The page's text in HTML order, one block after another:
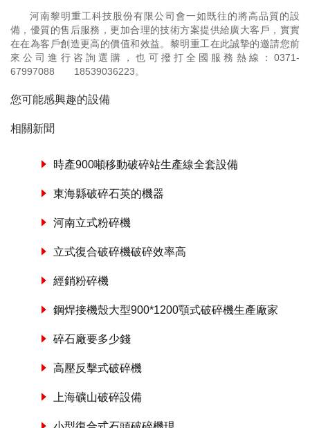
河南黎明重工科技股份有限公司會一如既往的將高品質的設
備，優質的售后服務，更加合理的技術方案提供給廣大客戶，實實
在在為客戶創造更高的價值和效益。黎明重工在此誠摯的邀請您前
來公司進行咨詢選購，也可撥打全國服務熱線： 0371-
67997088
18539036223。
您可能感興趣的設備
相關新聞
時產900噸移動破碎站生產線全套設備
東海縣破碎石英的機器
河南立式粉碎機
立式復合破碎機破碎效率高
經銷粉碎機
鋼焊接機殼大型900*1200顎式破碎機生產廠家
碎石廠要多少錢
高壓反擊式破碎機
上海礦山破碎設備